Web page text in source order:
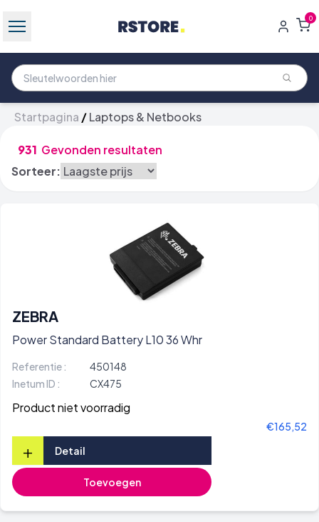
0
Startpagina /Laptops & Netbooks
931 Gevonden resultaten
Sorteer:
ZEBRA
Power Standard Battery L10 36 Whr
Referentie :
450148
Inetum ID :
CX475
Product niet voorradig
€165,52
+ Detail
Toevoegen